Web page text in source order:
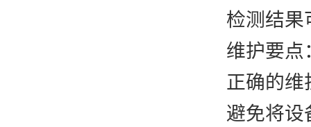
检测结果可
维护要点
正确的维护
避免将设备